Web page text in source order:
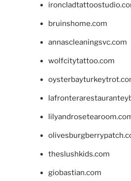
bruinshome.com
annascleaningsvc.com
wolfcitytattoo.com
theslushkids.com
giobastian.com